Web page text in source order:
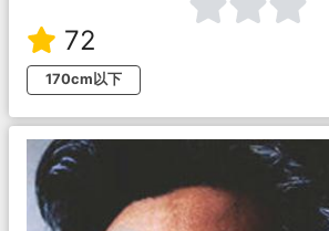
72
170cm以下